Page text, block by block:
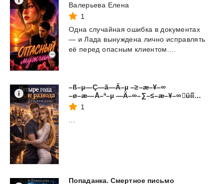
Валерьева Елена
1
Одна случайная ошибка в документах
— и Лада вынуждена лично исправлять
её перед опасным клиентом....
–ß–µ—Ç—ã—Ä–µ –≥–æ–¥–∞
–ø–æ—Å–ª–µ —Ä–∞–∑–≤–æ–¥–∞üíî‚ö°Ô∏è. –û—Å–Ω–æ–≤–∞–Ω–æ –Ω–∞ —Ä–µ–∞–ª—å–Ω—ã—Ö —Å–æ–±—ã—Ç–∏—è—Ö. 1—á
1
Попаданка. Смертное письмо